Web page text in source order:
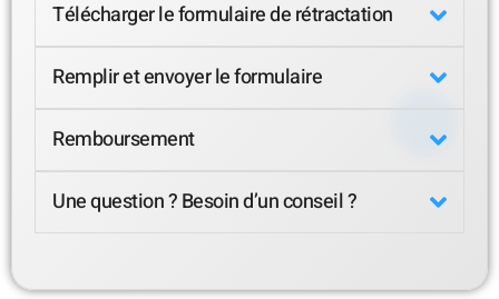
Télécharger le formulaire de rétractation
Remplir et envoyer le formulaire
Remboursement
Une question ? Besoin d’un conseil ?